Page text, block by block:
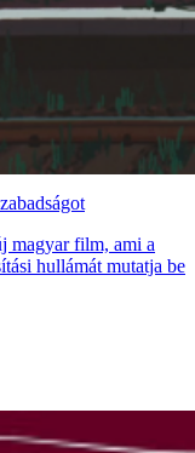
magyar film, ami a
hullámát mutatja be